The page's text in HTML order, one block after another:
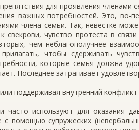
для проявления членами
важных потребностей. Это, во-
члена семьи. Так, невестке
свекрови, чувство протеста в
чем неблагополучнее
прилагать, чтобы сдерживать
которые семья должна
Последнее затрагивает
поддерживая внутренний конфликт
часто используют для оказания
с помощью супружеских